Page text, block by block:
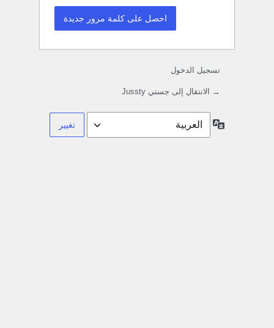
تسجيل الدخول
→ الانتقال إلى جستي Jussty
اللغة